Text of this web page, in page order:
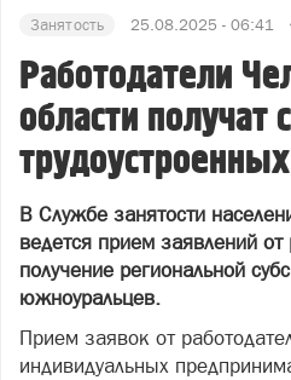
Занятость 25.08.2025 - 06:41
Работодатели
области получат
В Службе занятости
ведется прием заявлений от
получение региональной
южноуральцев.
Прием заявок от
индивидуальных